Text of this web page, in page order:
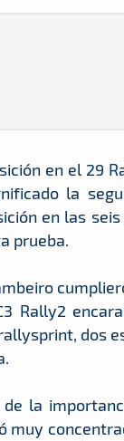
en el 29
la
en las
prueba.
Rally2
dos
la
muy